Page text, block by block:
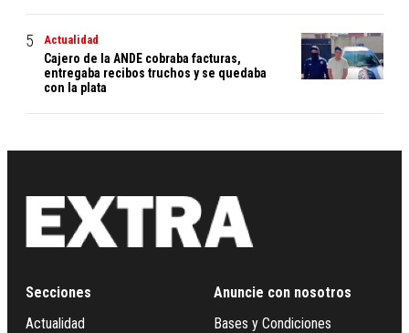
Actualidad
Cajero de la ANDE cobraba facturas,
entregaba recibos truchos y se quedaba
con la plata
Secciones
Actualidad
Anuncie con nosotros
Bases y Condiciones